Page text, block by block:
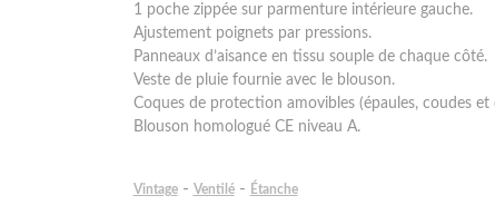
1 poche zippée sur parmenture intérieure gauche.
Ajustement poignets par pressions.
Panneaux d’aisance en tissu souple de chaque côté.
Veste de pluie fournie avec le blouson.
Coques de protection amovibles (épaules, coudes et
Blouson homologué CE niveau A.
Vintage - Ventilé - Étanche